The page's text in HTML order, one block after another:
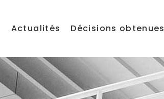
Actualités Décisions obtenues